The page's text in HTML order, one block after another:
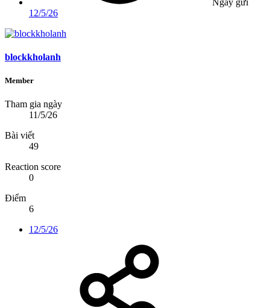
12/5/26
blockkholanh
Member
Tham gia ngày
11/5/26
Bài viết
49
Reaction score
0
Điểm
6
12/5/26